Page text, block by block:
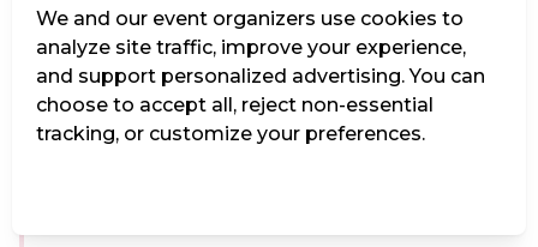
3.Reihe).---
Im „Das Vindobona“ ist keine Saalplanbuchung
möglich. Die Vergabe der Plätze erfolgt vor Ort in der
jeweiligen Buchungskategorie und Personengruppe.
Bei einer Buchung von mehreren Karten werden
We and our event organizers use cookies to
analyze site traffic, improve your experience,
and support personalized advertising. You can
choose to accept all, reject non-essential
tracking, or customize your preferences.